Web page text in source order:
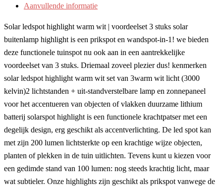
Aanvullende informatie
Solar ledspot highlight warm wit | voordeelset 3 stuks solar
buitenlamp highlight is een prikspot en wandspot-in-1! we bieden
deze functionele tuinspot nu ook aan in een aantrekkelijke
voordeelset van 3 stuks. Driemaal zoveel plezier dus! kenmerken
solar ledspot highlight warm wit set van 3warm wit licht (3000
kelvin)2 lichtstanden + uit-standverstelbare lamp en zonnepaneel
voor het accentueren van objecten of vlakken duurzame lithium
batterij solarspot highlight is een functionele krachtpatser met een
degelijk design, erg geschikt als accentverlichting. De led spot kan
met zijn 200 lumen lichtsterkte op een krachtige wijze objecten,
planten of plekken in de tuin uitlichten. Tevens kunt u kiezen voor
een gedimde stand van 100 lumen: nog steeds krachtig licht, maar
wat subtieler. Onze highlights zijn geschikt als prikspot vanwege de